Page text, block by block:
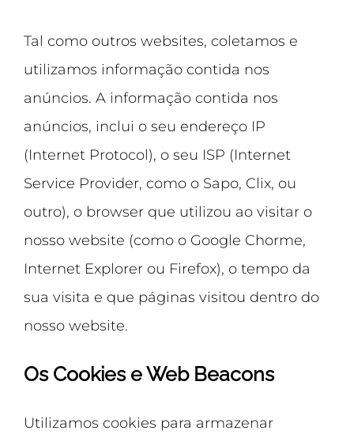
Tal como outros websites, coletamos e
utilizamos informação contida nos
anúncios. A informação contida nos
anúncios, inclui o seu endereço IP
(Internet Protocol), o seu ISP (Internet
Service Provider, como o Sapo, Clix, ou
outro), o browser que utilizou ao visitar o
nosso website (como o Google Chorme,
Internet Explorer ou Firefox), o tempo da
sua visita e que páginas visitou dentro do
nosso website.
Os Cookies e Web Beacons
Utilizamos cookies para armazenar